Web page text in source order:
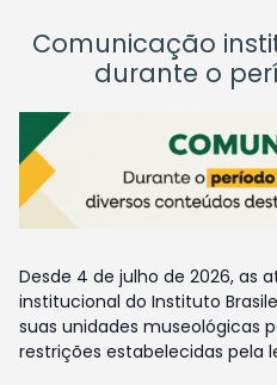
Comunicação
durante o
Desde 4 de julho de 2026, as
institucional do Instituto
suas unidades museológicas
restrições estabelecidas pela